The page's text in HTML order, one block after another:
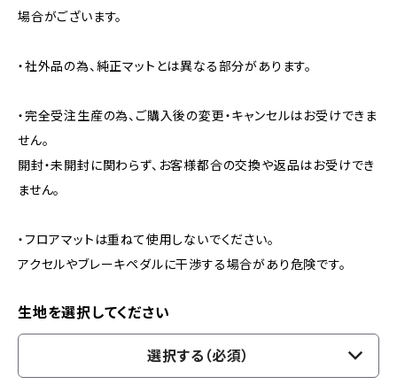
場合がございます。
・社外品の為、純正マットとは異なる部分があります。
・完全受注生産の為、ご購入後の変更・キャンセルはお受けできま
せん。
開封・未開封に関わらず、お客様都合の交換や返品はお受けでき
ません。
・フロアマットは重ねて使用しないでください。
アクセルやブレーキペダルに干渉する場合があり危険です。
生地を選択してください
選択する（必須）